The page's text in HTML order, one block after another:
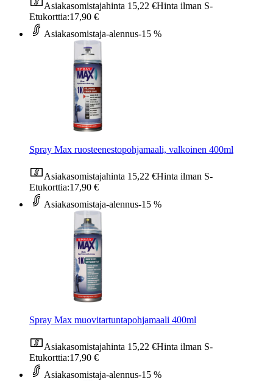
Asiakasomistajahinta 15,22 €Hinta ilman S-
Etukorttia:17,90 €
Asiakasomistaja-alennus-15 %
Spray Max ruosteenestopohjamaali, valkoinen 400ml
Asiakasomistajahinta 15,22 €Hinta ilman S-
Etukorttia:17,90 €
Asiakasomistaja-alennus-15 %
Spray Max muovitartuntapohjamaali 400ml
Asiakasomistajahinta 15,22 €Hinta ilman S-
Etukorttia:17,90 €
Asiakasomistaja-alennus-15 %